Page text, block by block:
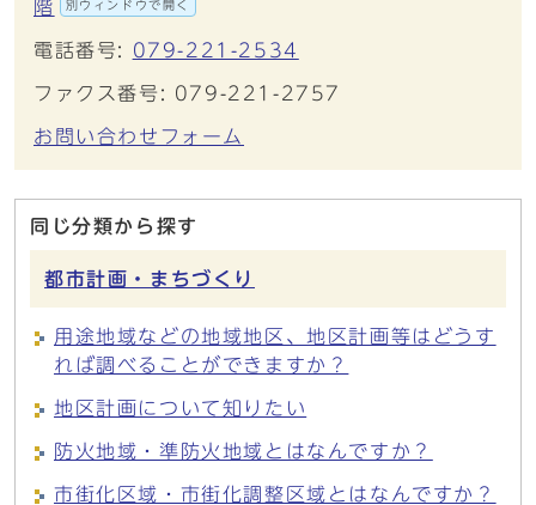
階
別ウィンドウで開く
電話番号: 079-221-2534
ファクス番号: 079-221-2757
お問い合わせフォーム
同じ分類から探す
都市計画・まちづくり
用途地域などの地域地区、地区計画等はどうす
れば調べることができますか？
地区計画について知りたい
防火地域・準防火地域とはなんですか？
市街化区域・市街化調整区域とはなんですか？